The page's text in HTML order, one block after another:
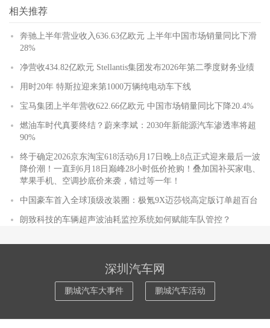
相关推荐
奔驰上半年营业收入636.63亿欧元 上半年中国市场销量同比下滑
28%
净营收434.82亿欧元 Stellantis集团发布2026年第二季度财务业绩
用时20年 特斯拉迎来第1000万辆纯电动车下线
宝马集团上半年营收622.66亿欧元 中国市场销量同比下降20.4%
燃油车时代真要终结？蔚来李斌：2030年新能源汽车渗透率将超
90%
终于确定2026京东淘宝618活动6月17日晚上8点正式迎来最后一波
降价潮！一直到6月18日巅峰28小时低价抢购！叠加国补买家电、
苹果手机、空调抄底价来袭，错过等一年！
中国豪车首入全球顶级改装圈：极氪9X迈莎锐高定版订单超百台
朗致科技的车辆超声波油耗监控系统如何赋能车队管控？
深圳汽车网
鹏城汽车大事件 鹏城汽车活动